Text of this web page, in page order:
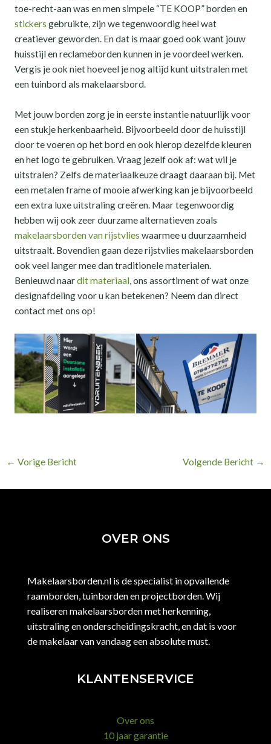
toe-recht-aan was en men simpele “TE KOOP” borden en
stickers gebruikte, zijn we tegenwoordig heel wat
creatiever geworden. En dat is maar goed ook want jouw
huisstijl en reclameborden kunnen in je voordeel werken.
Vergis je ook niet hoeveel je nog altijd kunt uitstralen met
een tuinbord als makelaarsbord.
Met jouw borden zorg je in eerste instantie natuurlijk voor
een stukje herkenbaarheid. Bijvoorbeeld door de huisstijl
door te voeren op het bord en ook hierop dezelfde kleuren
en het logo te gebruiken. Vraag jezelf ook af: wat wil je
uitstralen? Zelfs de materiaalkeuze draagt daaraan bij. Met
een metalen frame of mooie afwerking kan je bijvoorbeeld
een extra luxe uitstraling creëren. Maar tegenwoordig
hebben wij ook zeer duurzame alternatieven zoals
makelaarsborden van rijstvlies waarmee u duurzaamheid
uitstraalt. Bovendien gaan deze rijstvlies makelaarsborden
ook veel langer mee dan traditionele materialen.
Benieuwd naardit materiaal, ons assortiment of wat onze
designafdeling voor u kan betekenen? Neem dan direct
contact met ons op!
← Vorige Bericht Volgende Bericht →
OVER ONS
Makelaarsborden.nl is de specialist in opvallende
raamborden, tuinborden en projectborden. Wij
realiseren makelaarsborden met herkenning,
uitstraling en onderscheidingskracht, en dat is voor
de makelaar van vandaag een absolute must.
KLANTENSERVICE
Over ons
10 jaar garantie